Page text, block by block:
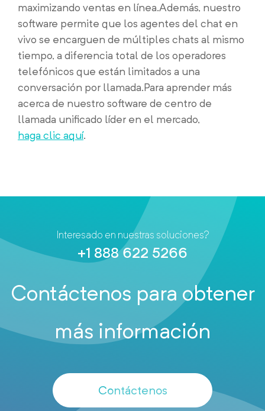
maximizando ventas en línea.Además, nuestro
software permite que los agentes del chat en
vivo se encarguen de múltiples chats al mismo
tiempo, a diferencia total de los operadores
telefónicos que están limitados a una
conversación por llamada.Para aprender más
acerca de nuestro software de centro de
llamada unificado líder en el mercado,
haga clic aquí.
Interesado en nuestras soluciones?
+1 888 622 5266
Contáctenos para obtener
más información
Contáctenos